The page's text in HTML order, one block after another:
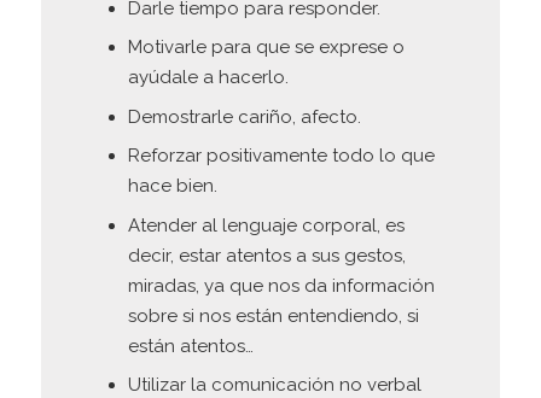
Darle tiempo para responder.
Motivarle para que se exprese o
ayúdale a hacerlo.
Demostrarle cariño, afecto.
Reforzar positivamente todo lo que
hace bien.
Atender al lenguaje corporal, es
decir, estar atentos a sus gestos,
miradas, ya que nos da información
sobre si nos están entendiendo, si
están atentos…
Utilizar la comunicación no verbal